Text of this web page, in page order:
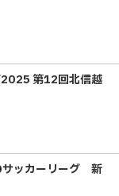
第12回北信越
サッカーリーグ 新